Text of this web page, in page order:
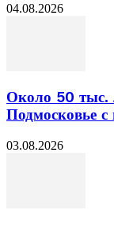
04.08.2026
Около 50 тыс.
Подмосковье с
03.08.2026